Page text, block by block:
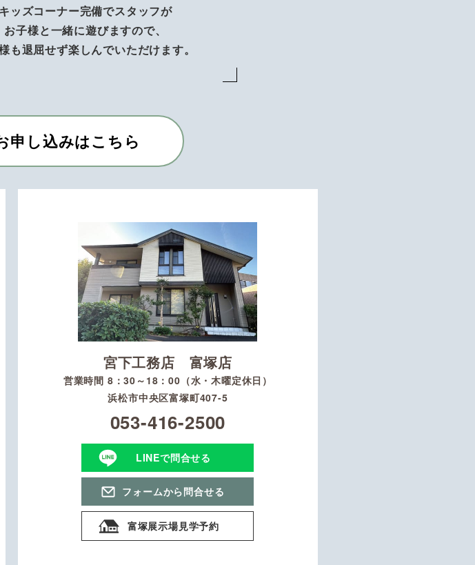
キッズコーナー完備でスタッフが
お子様と一緒に遊びますので、
も退屈せず楽しんでいただけます。
申し込みはこちら
宮下工務店 富塚店
営業時間 8：30～18：00（水・木曜定休日）
浜松市中央区富塚町407-5
053-416-2500
LINEで問合せる
フォームから問合せる
富塚展示場見学予約